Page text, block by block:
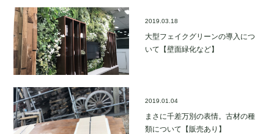
2019.03.18
大型フェイクグリーンの導入につ
いて【壁面緑化など】
2019.01.04
まさに千差万別の表情。古材の種
類について【販売あり】